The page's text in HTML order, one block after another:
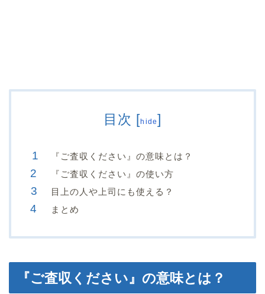
目次 [hide]
『ご査収ください』の意味とは？
『ご査収ください』の使い方
目上の人や上司にも使える？
まとめ
『ご査収ください』の意味とは？